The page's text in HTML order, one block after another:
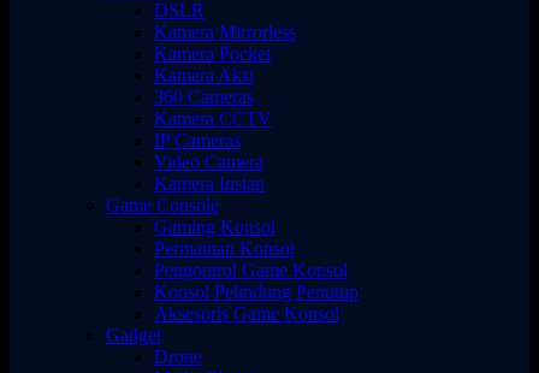
DSLR
Kamera Mirrorless
Kamera Pocket
Kamera Aksi
360 Cameras
Kamera CCTV
IP Cameras
Video Camera
Kamera Instan
Game Console
Gaming Konsol
Permainan Konsol
Pengontrol Game Konsol
Konsol Pelindung Penutup
Aksesoris Game Konsol
Gadget
Drone